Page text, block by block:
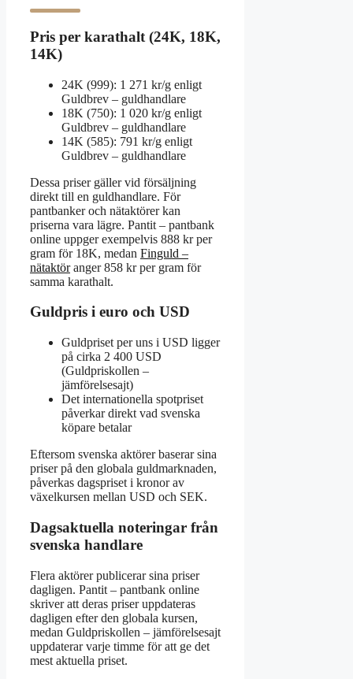
Pris per karathalt (24K, 18K,
14K)
24K (999): 1 271 kr/g enligt
Guldbrev – guldhandlare
18K (750): 1 020 kr/g enligt
Guldbrev – guldhandlare
14K (585): 791 kr/g enligt
Guldbrev – guldhandlare
Dessa priser gäller vid försäljning
direkt till en guldhandlare. För
pantbanker och nätaktörer kan
priserna vara lägre. Pantit – pantbank
online uppger exempelvis 888 kr per
gram för 18K, medan Finguld –
nätaktöranger 858 kr per gram för
samma karathalt.
Guldpris i euro och USD
Guldpriset per uns i USD ligger
på cirka 2 400 USD
(Guldpriskollen –
jämförelsesajt)
Det internationella spotpriset
påverkar direkt vad svenska
köpare betalar
Eftersom svenska aktörer baserar sina
priser på den globala guldmarknaden,
påverkas dagspriset i kronor av
växelkursen mellan USD och SEK.
Dagsaktuella noteringar från
svenska handlare
Flera aktörer publicerar sina priser
dagligen. Pantit – pantbank online
skriver att deras priser uppdateras
dagligen efter den globala kursen,
medan Guldpriskollen – jämförelsesajt
uppdaterar varje timme för att ge det
mest aktuella priset.